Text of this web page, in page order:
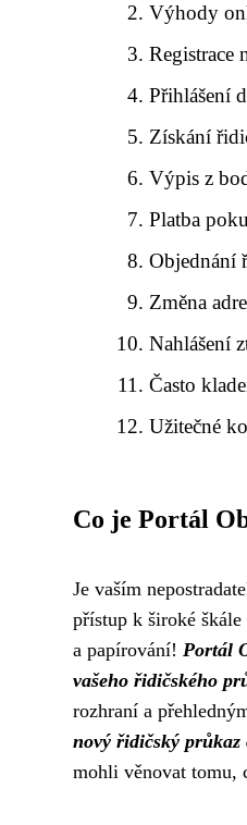
Výhody
Registrace
Přihlášení
Získání
Výpis z
Platba
Objednání
Změna
Nahlášení
Často
Užitečné
Co je Portál
Je vaším
přístup k široké
a papírování! Portál
vašeho řidičského
rozhraní a
nový řidičský průkaz
mohli věnovat tomu,